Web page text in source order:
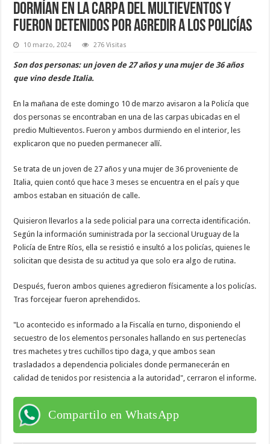
Dormían en la carpa del Multieventos y
fueron detenidos por agredir a los policías
10 marzo, 2024 276 Visitas
Son dos personas: un joven de 27 años y una mujer de 36 años
que vino desde Italia.
En la mañana de este domingo 10 de marzo avisaron a la Policía que
dos personas se encontraban en una de las carpas ubicadas en el
predio Multieventos. Fueron y ambos durmiendo en el interior, les
explicaron que no pueden permanecer allí.
Se trata de un joven de 27 años y una mujer de 36 proveniente de
Italia, quien contó que hace 3 meses se encuentra en el país y que
ambos estaban en situación de calle.
Quisieron llevarlos a la sede policial para una correcta identificación.
Según la información suministrada por la seccional Uruguay de la
Policía de Entre Ríos, ella se resistió e insultó a los policías, quienes le
solicitan que desista de su actitud ya que solo era algo de rutina.
Después, fueron ambos quienes agredieron físicamente a los policías.
Tras forcejear fueron aprehendidos.
"Lo acontecido es informado a la Fiscalía en turno, disponiendo el
secuestro de los elementos personales hallando en sus pertenecías
tres machetes y tres cuchillos tipo daga, y que ambos sean
trasladados a dependencia policiales donde permanecerán en
calidad de tenidos por resistencia a la autoridad", cerraron el informe.
Compartilo en WhatsApp